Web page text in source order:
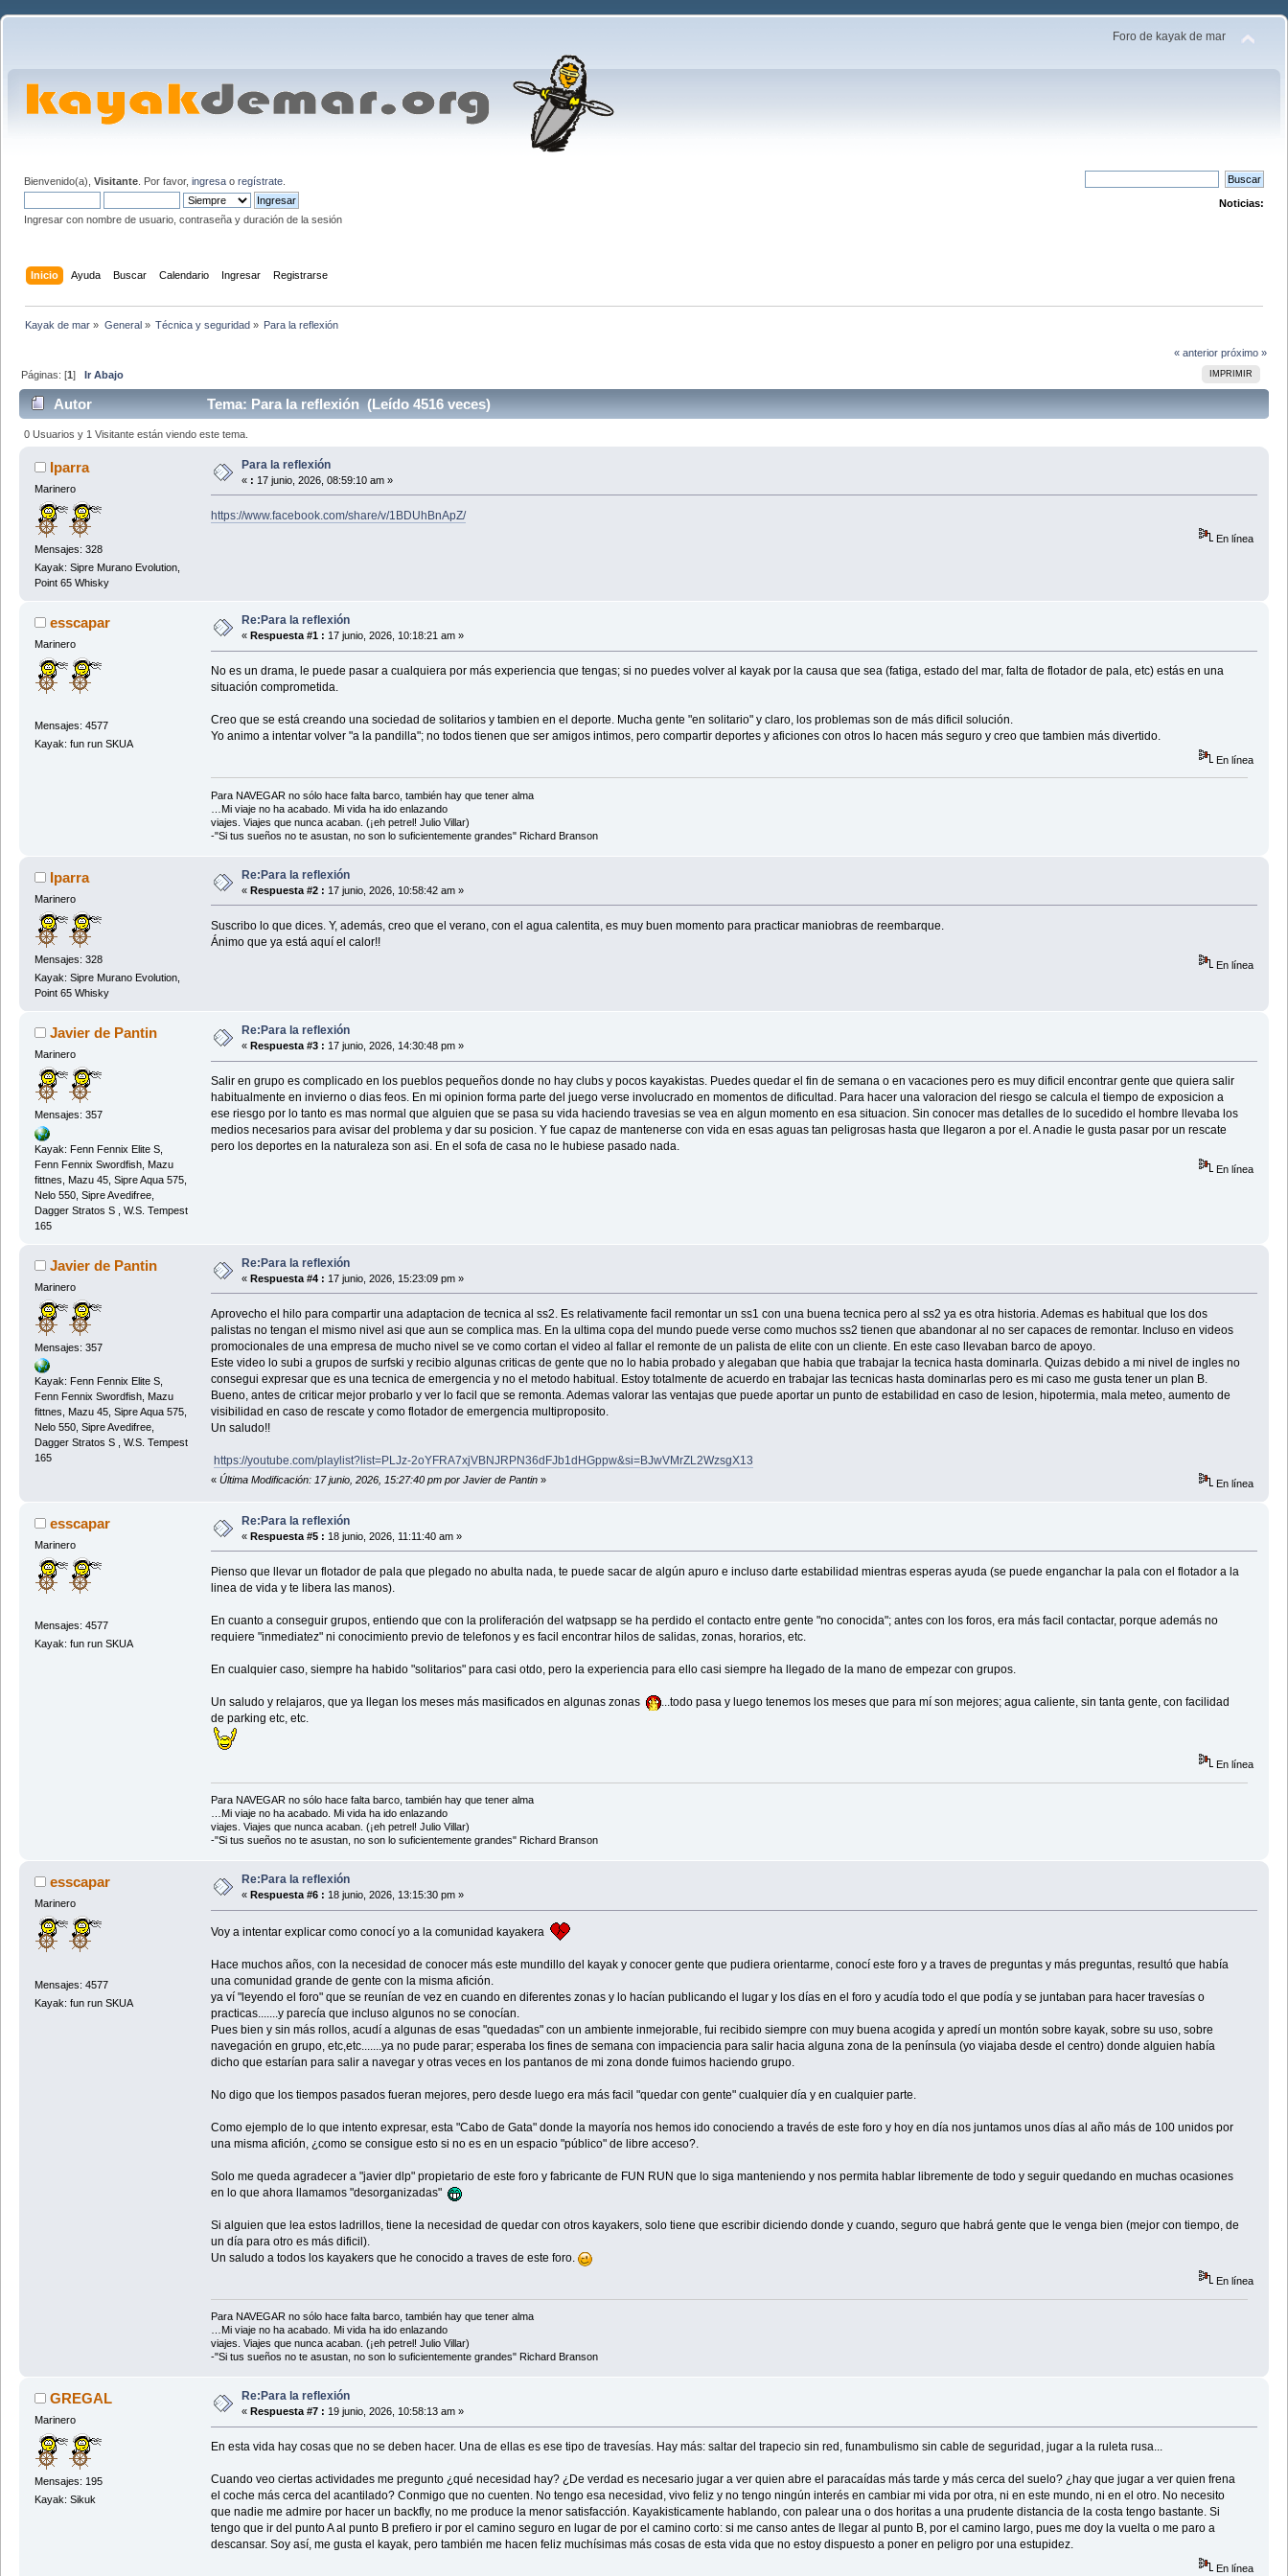
Foro de kayak de mar
Bienvenido(a), Visitante . Por favor, ingresa o regístrate
Ingresar con nombre de usuario, contraseña y duración de la sesión
Noticias:
Inicio Ayuda Buscar Calendario Ingresar Registrarse
Kayak de mar » General» Técnica y seguridad» Para la reflexión
« anterior próximo »
IMPRIMIR
Páginas: [1]Ir Abajo
Autor Tema: Para la reflexión (Leído 4516 veces)
0 Usuarios y 1 Visitante están viendo este tema.
Iparra
Marinero
Mensajes: 328
Kayak: Sipre Murano Evolution,
Point 65 Whisky
Para la reflexión
« : 17 junio, 2026, 08:59:10 am »
https://www.facebook.com/share/v/1BDUhBnApZ/
En línea
esscapar
Marinero
Mensajes: 4577
Kayak: fun run SKUA
Re:Para la reflexión
« Respuesta #1 : 17 junio, 2026, 10:18:21 am »
No es un drama, le puede pasar a cualquiera por más experiencia que tengas; si no puedes volver al kayak por la causa que sea (fatiga, estado del mar, falta de flotador de pala, etc) estás en una
situación comprometida.
Creo que se está creando una sociedad de solitarios y tambien en el deporte. Mucha gente "en solitario" y claro, los problemas son de más dificil solución.
Yo animo a intentar volver "a la pandilla"; no todos tienen que ser amigos intimos, pero compartir deportes y aficiones con otros lo hacen más seguro y creo que tambien más divertido.
En línea
Para NAVEGAR no sólo hace falta barco, también hay que tener alma
…Mi viaje no ha acabado. Mi vida ha ido enlazando
viajes. Viajes que nunca acaban. (¡eh petrel! Julio Villar)
-"Si tus sueños no te asustan, no son lo suficientemente grandes" Richard Branson
Iparra
Marinero
Mensajes: 328
Kayak: Sipre Murano Evolution,
Point 65 Whisky
Re:Para la reflexión
« Respuesta #2 : 17 junio, 2026, 10:58:42 am »
Suscribo lo que dices. Y, además, creo que el verano, con el agua calentita, es muy buen momento para practicar maniobras de reembarque.
Ánimo que ya está aquí el calor!!
En línea
Javier de Pantin
Marinero
Mensajes: 357
Kayak: Fenn Fennix Elite S,
Fenn Fennix Swordfish, Mazu
fittnes, Mazu 45, Sipre Aqua 575,
Nelo 550, Sipre Avedifree,
Dagger Stratos S , W.S. Tempest
165
Re:Para la reflexión
« Respuesta #3 : 17 junio, 2026, 14:30:48 pm »
Salir en grupo es complicado en los pueblos pequeños donde no hay clubs y pocos kayakistas. Puedes quedar el fin de semana o en vacaciones pero es muy dificil encontrar gente que quiera salir
habitualmente en invierno o dias feos. En mi opinion forma parte del juego verse involucrado en momentos de dificultad. Para hacer una valoracion del riesgo se calcula el tiempo de exposicion a
ese riesgo por lo tanto es mas normal que alguien que se pasa su vida haciendo travesias se vea en algun momento en esa situacion. Sin conocer mas detalles de lo sucedido el hombre llevaba los
medios necesarios para avisar del problema y dar su posicion. Y fue capaz de mantenerse con vida en esas aguas tan peligrosas hasta que llegaron a por el. A nadie le gusta pasar por un rescate
pero los deportes en la naturaleza son asi. En el sofa de casa no le hubiese pasado nada.
En línea
Javier de Pantin
Marinero
Mensajes: 357
Kayak: Fenn Fennix Elite S,
Fenn Fennix Swordfish, Mazu
fittnes, Mazu 45, Sipre Aqua 575,
Nelo 550, Sipre Avedifree,
Dagger Stratos S , W.S. Tempest
165
Re:Para la reflexión
« Respuesta #4 : 17 junio, 2026, 15:23:09 pm »
Aprovecho el hilo para compartir una adaptacion de tecnica al ss2. Es relativamente facil remontar un ss1 con una buena tecnica pero al ss2 ya es otra historia. Ademas es habitual que los dos
palistas no tengan el mismo nivel asi que aun se complica mas. En la ultima copa del mundo puede verse como muchos ss2 tienen que abandonar al no ser capaces de remontar. Incluso en videos
promocionales de una empresa de mucho nivel se ve como cortan el video al fallar el remonte de un palista de elite con un cliente. En este caso llevaban barco de apoyo.
Este video lo subi a grupos de surfski y recibio algunas criticas de gente que no lo habia probado y alegaban que habia que trabajar la tecnica hasta dominarla. Quizas debido a mi nivel de ingles no
consegui expresar que es una tecnica de emergencia y no el metodo habitual. Estoy totalmente de acuerdo en trabajar las tecnicas hasta dominarlas pero es mi caso me gusta tener un plan B.
Bueno, antes de criticar mejor probarlo y ver lo facil que se remonta. Ademas valorar las ventajas que puede aportar un punto de estabilidad en caso de lesion, hipotermia, mala meteo, aumento de
visibilidad en caso de rescate y como flotador de emergencia multiproposito.
Un saludo!!
https://youtube.com/playlist?list=PLJz-2oYFRA7xjVBNJRPN36dFJb1dHGppw&si=BJwVMrZL2WzsgX13
« Última Modificación: 17 junio, 2026, 15:27:40 pm por Javier de Pantin» En línea
esscapar
Marinero
Mensajes: 4577
Kayak: fun run SKUA
Re:Para la reflexión
« Respuesta #5 : 18 junio, 2026, 11:11:40 am »
Pienso que llevar un flotador de pala que plegado no abulta nada, te puede sacar de algún apuro e incluso darte estabilidad mientras esperas ayuda (se puede enganchar la pala con el flotador a la
linea de vida y te libera las manos).
En cuanto a conseguir grupos, entiendo que con la proliferación del watpsapp se ha perdido el contacto entre gente "no conocida"; antes con los foros, era más facil contactar, porque además no
requiere "inmediatez" ni conocimiento previo de telefonos y es facil encontrar hilos de salidas, zonas, horarios, etc.
En cualquier caso, siempre ha habido "solitarios" para casi otdo, pero la experiencia para ello casi siempre ha llegado de la mano de empezar con grupos.
Un saludo y relajaros, que ya llegan los meses más masificados en algunas zonas
...todo pasa y luego tenemos los meses que para mí son mejores; agua caliente, sin tanta gente, con facilidad
de parking etc, etc.
En línea
Para NAVEGAR no sólo hace falta barco, también hay que tener alma
…Mi viaje no ha acabado. Mi vida ha ido enlazando
viajes. Viajes que nunca acaban. (¡eh petrel! Julio Villar)
-"Si tus sueños no te asustan, no son lo suficientemente grandes" Richard Branson
esscapar
Marinero
Mensajes: 4577
Kayak: fun run SKUA
Re:Para la reflexión
« Respuesta #6 : 18 junio, 2026, 13:15:30 pm »
Voy a intentar explicar como conocí yo a la comunidad kayakera
Hace muchos años, con la necesidad de conocer más este mundillo del kayak y conocer gente que pudiera orientarme, conocí este foro y a traves de preguntas y más preguntas, resultó que había
una comunidad grande de gente con la misma afición.
ya ví "leyendo el foro" que se reunían de vez en cuando en diferentes zonas y lo hacían publicando el lugar y los días en el foro y acudía todo el que podía y se juntaban para hacer travesías o
practicas.......y parecía que incluso algunos no se conocían.
Pues bien y sin más rollos, acudí a algunas de esas "quedadas" con un ambiente inmejorable, fui recibido siempre con muy buena acogida y apredí un montón sobre kayak, sobre su uso, sobre
navegación en grupo, etc,etc.......ya no pude parar; esperaba los fines de semana con impaciencia para salir hacia alguna zona de la península (yo viajaba desde el centro) donde alguien había
dicho que estarían para salir a navegar y otras veces en los pantanos de mi zona donde fuimos haciendo grupo.
No digo que los tiempos pasados fueran mejores, pero desde luego era más facil "quedar con gente" cualquier día y en cualquier parte.
Como ejemplo de lo que intento expresar, esta "Cabo de Gata" donde la mayoría nos hemos ido conociendo a través de este foro y hoy en día nos juntamos unos días al año más de 100 unidos por
una misma afición, ¿como se consigue esto si no es en un espacio "público" de libre acceso?.
Solo me queda agradecer a "javier dlp" propietario de este foro y fabricante de FUN RUN que lo siga manteniendo y nos permita hablar libremente de todo y seguir quedando en muchas ocasiones
en lo que ahora llamamos "desorganizadas"
Si alguien que lea estos ladrillos, tiene la necesidad de quedar con otros kayakers, solo tiene que escribir diciendo donde y cuando, seguro que habrá gente que le venga bien (mejor con tiempo, de
un día para otro es más dificil).
Un saludo a todos los kayakers que he conocido a traves de este foro.
En línea
Para NAVEGAR no sólo hace falta barco, también hay que tener alma
…Mi viaje no ha acabado. Mi vida ha ido enlazando
viajes. Viajes que nunca acaban. (¡eh petrel! Julio Villar)
-"Si tus sueños no te asustan, no son lo suficientemente grandes" Richard Branson
GREGAL
Marinero
Mensajes: 195
Kayak: Sikuk
Re:Para la reflexión
« Respuesta #7 : 19 junio, 2026, 10:58:13 am »
En esta vida hay cosas que no se deben hacer. Una de ellas es ese tipo de travesías. Hay más: saltar del trapecio sin red, funambulismo sin cable de seguridad, jugar a la ruleta rusa...
Cuando veo ciertas actividades me pregunto ¿qué necesidad hay? ¿De verdad es necesario jugar a ver quien abre el paracaídas más tarde y más cerca del suelo? ¿hay que jugar a ver quien frena
el coche más cerca del acantilado? Conmigo que no cuenten. No tengo esa necesidad, vivo feliz y no tengo ningún interés en cambiar mi vida por otra, ni en este mundo, ni en el otro. No necesito
que nadie me admire por hacer un backfly, no me produce la menor satisfacción. Kayakisticamente hablando, con palear una o dos horitas a una prudente distancia de la costa tengo bastante. Si
tengo que ir del punto A al punto B prefiero ir por el camino seguro en lugar de por el camino corto: si me canso antes de llegar al punto B, por el camino largo, pues me doy la vuelta o me paro a
descansar. Soy así, me gusta el kayak, pero también me hacen feliz muchísimas más cosas de esta vida que no estoy dispuesto a poner en peligro por una estupidez.
En línea